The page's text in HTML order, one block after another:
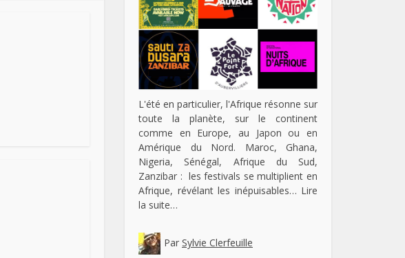
L'été en particulier, l'Afrique résonne sur
toute la planète, sur le continent
comme en Europe, au Japon ou en
Amérique du Nord. Maroc, Ghana,
Nigeria, Sénégal, Afrique du Sud,
Zanzibar : les festivals se multiplient en
Afrique, révélant les inépuisables… Lire
la suite…
Par Sylvie Clerfeuille